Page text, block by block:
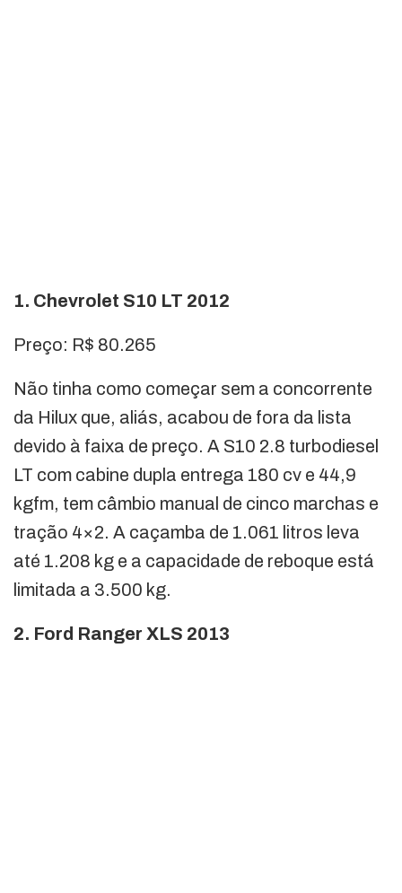
1. Chevrolet S10 LT 2012
Preço: R$ 80.265
Não tinha como começar sem a concorrente
da Hilux que, aliás, acabou de fora da lista
devido à faixa de preço. A S10 2.8 turbodiesel
LT com cabine dupla entrega 180 cv e 44,9
kgfm, tem câmbio manual de cinco marchas e
tração 4×2. A caçamba de 1.061 litros leva
até 1.208 kg e a capacidade de reboque está
limitada a 3.500 kg.
2. Ford Ranger XLS 2013